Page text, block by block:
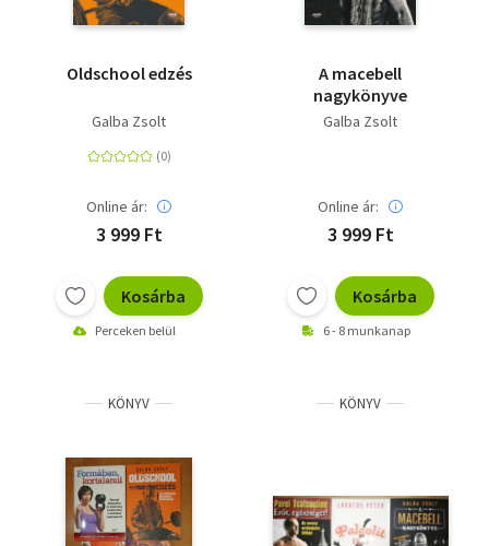
Oldschool edzés
Galba Zsolt
Online ár:
3 999 Ft
Kosárba
Perceken belül
A macebell
nagykönyve
Galba Zsolt
Online ár:
3 999 Ft
Kosárba
6 - 8 munkanap
KÖNYV KÖNYV